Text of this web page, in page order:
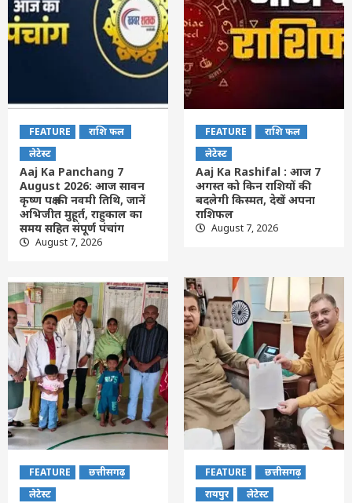
FEATURE
राशि फल
लेटेस्ट
Aaj Ka Panchang 7
August 2026: आज सावन
कृष्ण पक्ष की नवमी तिथि, जानें
अभिजीत मुहूर्त, राहुकाल का
समय सहित संपूर्ण पंचांग
August 7, 2026
FEATURE
राशि फल
लेटेस्ट
Aaj Ka Rashifal : आज 7
अगस्त को किन राशियों की
बदलेगी किस्मत, देखें अपना
राशिफल
August 7, 2026
FEATURE
छत्तीसगढ़
लेटेस्ट
FEATURE
छत्तीसगढ़
रायपुर
लेटेस्ट